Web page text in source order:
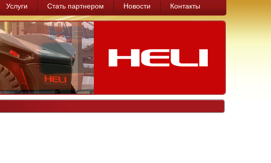
Услуги Стать партнером Новости Контакты